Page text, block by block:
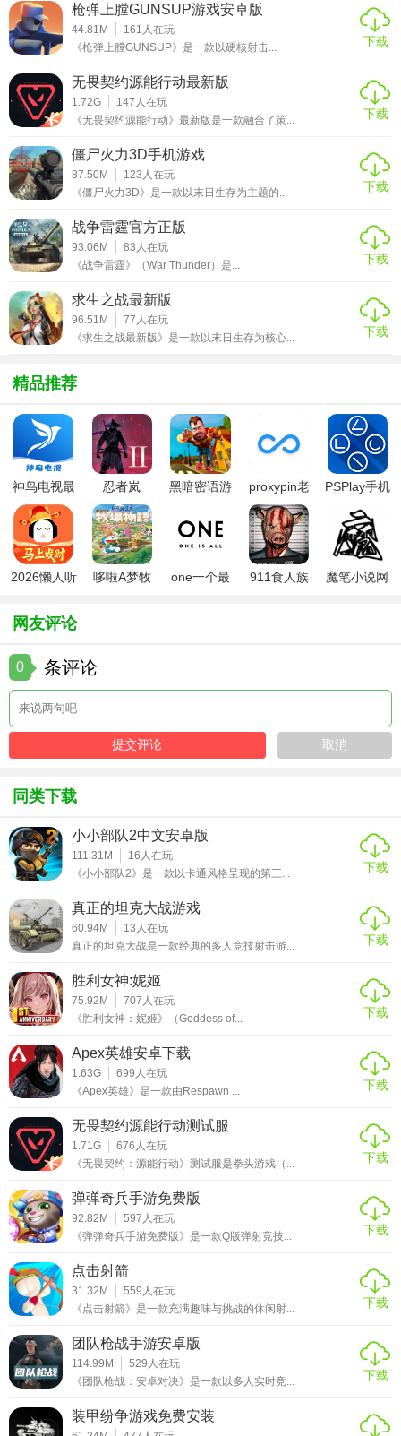
2. 资源管理：通过采集、交易和合成等方式获取各种资源，
用于基地建设和装备升级。
3. 战斗策略：面对各种外星生物的侵袭，玩家需要制定有效
的战斗策略，利用不同的武器和战术击败敌人。
4. 探索宇宙：随着游戏的深入，玩家可以解锁更多的星球和
区域，发现隐藏的宝藏和秘密。
【银河破裂者折扣版攻略】
1. 优先发展基地建设：初期应重点投入资源建设基地，提升
基地的防御力和生产能力。
况，确保资源的合理分配和使用。
3. 组建强大的队伍：招募并培养各种外星种族作为盟友，提
资源和信息，解锁新的游戏内容。
5. 利用折扣优惠：在游戏中注意收集和使用各种折扣券和优
惠活动，降低游戏成本。
【银河破裂者折扣版推荐】
银河破裂者折扣版是一款值得一试的科幻题材游戏，它不仅
提供了丰富的游戏内容和多样的玩法，还通过折扣优惠降低
玩家，都能在这款游戏中找到属于自己的乐趣。
枪弹上膛GUNSUP游戏安卓版
44.81M 161 人在玩
《枪弹上膛GUNSUP》是一款以硬核射击...
下载
无畏契约源能行动最新版
1.72G 147 人在玩
《无畏契约源能行动》最新版是一款融合了策...
下载
僵尸火力3D手机游戏
87.50M 123 人在玩
《僵尸火力3D》是一款以末日生存为主题的...
下载
战争雷霆官方正版
93.06M 83 人在玩
《战争雷霆》（War Thunder）是...
下载
求生之战最新版
96.51M 77 人在玩
《求生之战最新版》是一款以末日生存为核心...
下载
精品推荐
神鸟电视最
新版
忍者岚
2(NinjaArashi2)
黑暗密语游
proxypin老
版本
PSPlay手机
2026懒人听
哆啦A梦牧
one一个最
911食人族
魔笔小说网
网友评论
0 条评论
同类下载
小小部队2中文安卓版
111.31M 16 人在玩
《小小部队2》是一款以卡通风格呈现的第三...
下载
真正的坦克大战游戏
60.94M 13 人在玩
真正的坦克大战是一款经典的多人竞技射击游...
下载
胜利女神:妮姬
75.92M 707 人在玩
《胜利女神：妮姬》（Goddess of...
下载
Apex英雄安卓下载
1.63G 699 人在玩
《Apex英雄》是一款由Respawn ...
下载
无畏契约源能行动测试服
1.71G 676 人在玩
《无畏契约：源能行动》测试服是拳头游戏（...
下载
弹弹奇兵手游免费版
92.82M 597 人在玩
《弹弹奇兵手游免费版》是一款Q版弹射竞技...
下载
点击射箭
31.32M 559 人在玩
《点击射箭》是一款充满趣味与挑战的休闲射...
下载
团队枪战手游安卓版
114.99M 529 人在玩
《团队枪战：安卓对决》是一款以多人实时竞...
下载
装甲纷争游戏免费安装